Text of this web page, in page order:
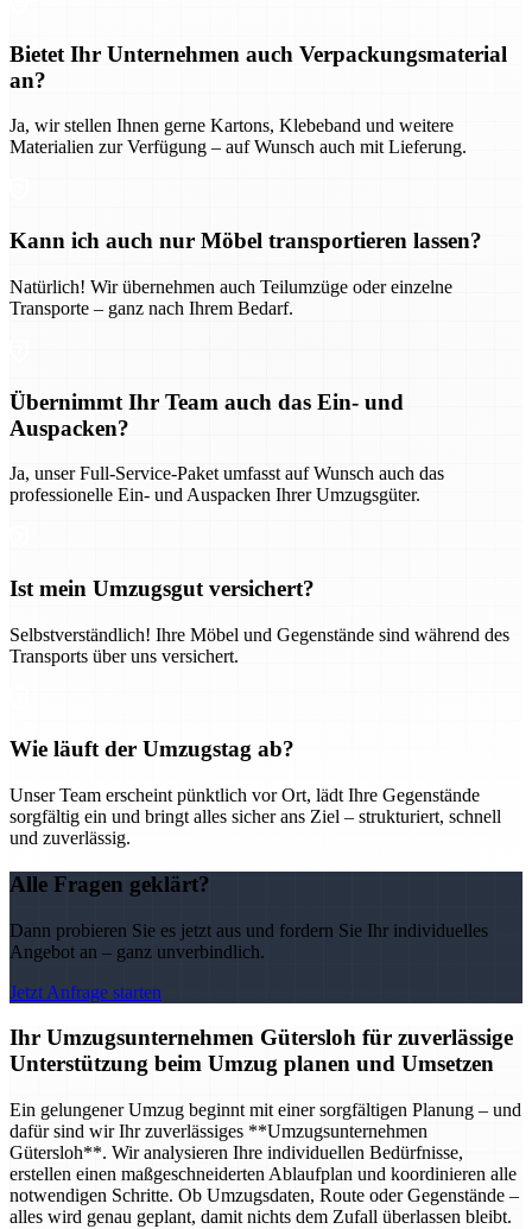
Bietet Ihr Unternehmen auch Verpackungsmaterial
an?
Ja, wir stellen Ihnen gerne Kartons, Klebeband und weitere
Materialien zur Verfügung – auf Wunsch auch mit Lieferung.
Kann ich auch nur Möbel transportieren lassen?
Natürlich! Wir übernehmen auch Teilumzüge oder einzelne
Transporte – ganz nach Ihrem Bedarf.
Übernimmt Ihr Team auch das Ein- und
Auspacken?
Ja, unser Full-Service-Paket umfasst auf Wunsch auch das
professionelle Ein- und Auspacken Ihrer Umzugsgüter.
Ist mein Umzugsgut versichert?
Selbstverständlich! Ihre Möbel und Gegenstände sind während des
Transports über uns versichert.
Wie läuft der Umzugstag ab?
Unser Team erscheint pünktlich vor Ort, lädt Ihre Gegenstände
sorgfältig ein und bringt alles sicher ans Ziel – strukturiert, schnell
und zuverlässig.
Alle Fragen geklärt?
Dann probieren Sie es jetzt aus und fordern Sie Ihr individuelles
Angebot an – ganz unverbindlich.
Jetzt Anfrage starten
Ihr Umzugsunternehmen Gütersloh für zuverlässige
Unterstützung beim Umzug planen und Umsetzen
Ein gelungener Umzug beginnt mit einer sorgfältigen Planung – und
dafür sind wir Ihr zuverlässiges **Umzugsunternehmen
Gütersloh**. Wir analysieren Ihre individuellen Bedürfnisse,
erstellen einen maßgeschneiderten Ablaufplan und koordinieren alle
notwendigen Schritte. Ob Umzugsdaten, Route oder Gegenstände –
alles wird genau geplant, damit nichts dem Zufall überlassen bleibt.